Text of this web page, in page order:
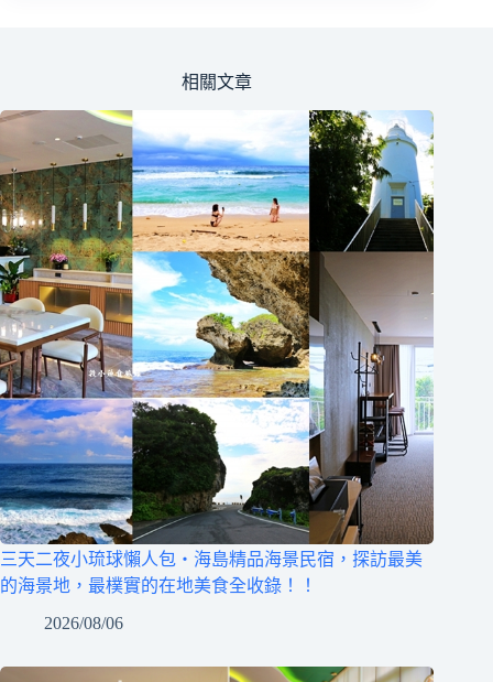
相關文章
三天二夜小琉球懶人包‧海島精品海景民宿，探訪最美
的海景地，最樸實的在地美食全收錄！！
2026/08/06